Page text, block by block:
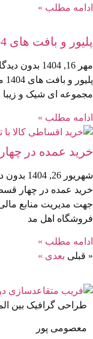
مطلب »
و بافت های 1404 منتشر شد
1404
بدون دیدگاه
ای شیک و زیبا
مطلب »
عمده در
26, 1404
بدون
عمده در چهار قسط
مدیریت منابع مالی
اهل مد
مطلب »
بعدی »
طراحی گرافیک بین
معصومی پور